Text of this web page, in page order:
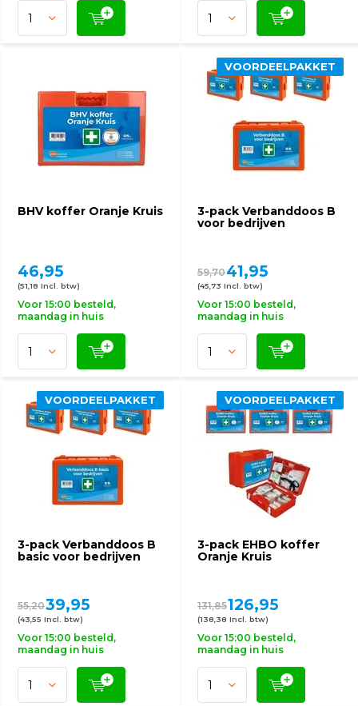
BHV koffer Oranje Kruis
46,95
(51,18 Incl. btw)
Voor 15:00 besteld,
maandag in huis
3-pack Verbanddoos B
voor bedrijven
VOORDEELPAKKET
59,7041,95
(45,73 Incl. btw)
Voor 15:00 besteld,
maandag in huis
3-pack Verbanddoos B
basic voor bedrijven
VOORDEELPAKKET
55,2039,95
(43,55 Incl. btw)
Voor 15:00 besteld,
maandag in huis
3-pack EHBO koffer
Oranje Kruis
VOORDEELPAKKET
131,85126,95
(138,38 Incl. btw)
Voor 15:00 besteld,
maandag in huis